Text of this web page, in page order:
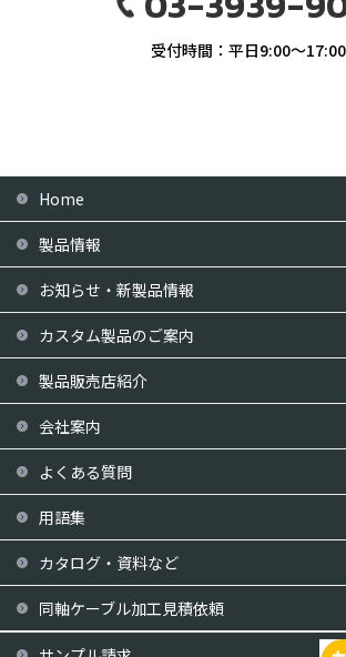
受付時間：平日9:00〜17:00
Home
製品情報
お知らせ・新製品情報
カスタム製品のご案内
製品販売店紹介
会社案内
よくある質問
用語集
カタログ・資料など
同軸ケーブル加工見積依頼